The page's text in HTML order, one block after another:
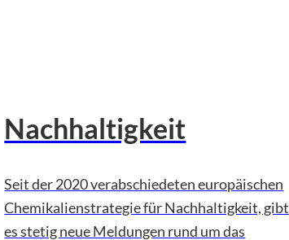
Nachhaltigkeit
Seit der 2020 verabschiedeten europäischen
Chemikalienstrategie für Nachhaltigkeit, gibt
es stetig neue Meldungen rund um das